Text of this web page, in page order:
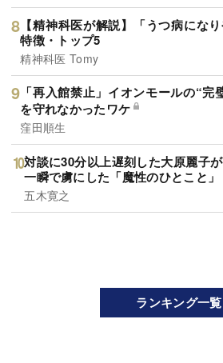
【精神科医が解説】「うつ病にな
特徴・トップ5
精神科医 Tomy
「再入館禁止」イオンモールの“
を守れなかったワケ
窪田順生
対談に30分以上遅刻した大原麗子
一瞬で虜にした「魔性のひとこと」
五木寛之
ランキング一覧